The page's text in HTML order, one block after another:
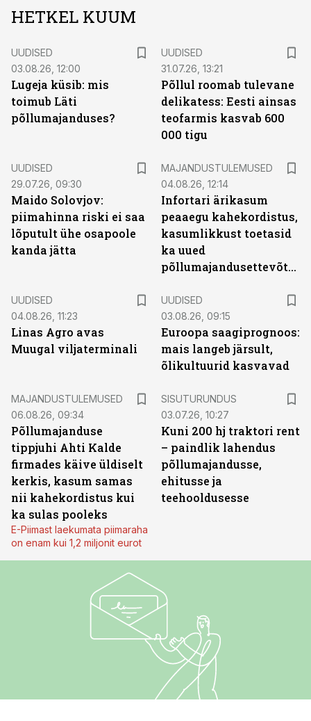
HETKEL KUUM
UUDISED
03.08.26, 12:00
Lugeja küsib: mis
toimub Läti
põllumajanduses?
UUDISED
31.07.26, 13:21
Põllul roomab tulevane
delikatess: Eesti ainsas
teofarmis kasvab 600
000 tigu
UUDISED
29.07.26, 09:30
Maido Solovjov:
piimahinna riski ei saa
lõputult ühe osapoole
kanda jätta
MAJANDUSTULEMUSED
04.08.26, 12:14
Infortari ärikasum
peaaegu kahekordistus,
kasumlikkust toetasid
ka uued
põllumajandusettevõtted
UUDISED
04.08.26, 11:23
Linas Agro avas
Muugal viljaterminali
UUDISED
03.08.26, 09:15
Euroopa saagiprognoos:
mais langeb järsult,
õlikultuurid kasvavad
MAJANDUSTULEMUSED
06.08.26, 09:34
Põllumajanduse
tippjuhi Ahti Kalde
firmades käive üldiselt
kerkis, kasum samas
nii kahekordistus kui
ka sulas pooleks
E-Piimast laekumata piimaraha
on enam kui 1,2 miljonit eurot
SISUTURUNDUS
03.07.26, 10:27
Kuni 200 hj traktori rent
– paindlik lahendus
põllumajandusse,
ehitusse ja
teehooldusesse